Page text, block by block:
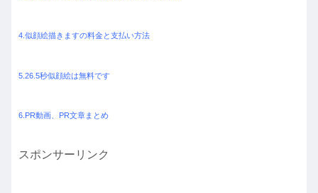
4.似顔絵描きますの料金と支払い方法
5.26.5秒似顔絵は無料です
6.PR動画、PR文章まとめ
スポンサーリンク